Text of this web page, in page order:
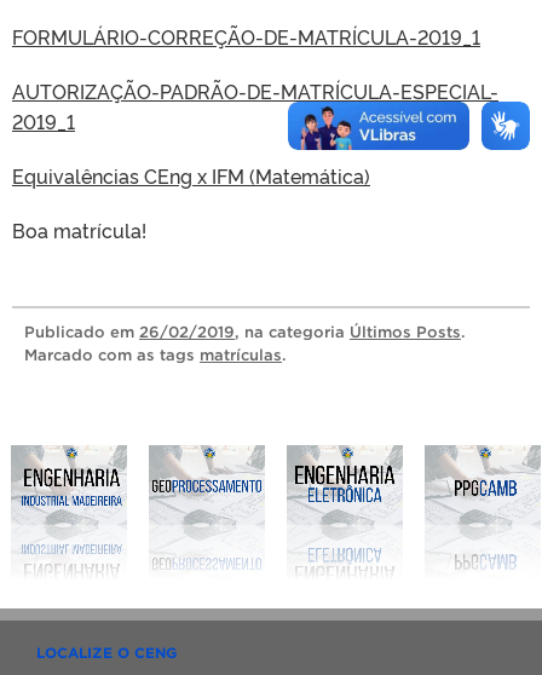
FORMULÁRIO-CORREÇÃO-DE-MATRÍCULA-2019_1
AUTORIZAÇÃO-PADRÃO-DE-MATRÍCULA-ESPECIAL-
2019_1
Equivalências CEng x IFM (Matemática)
Boa matrícula!
Publicado em 26/02/2019, na categoria Últimos Posts.
Marcado com as tags matrículas.
LOCALIZE O CENG